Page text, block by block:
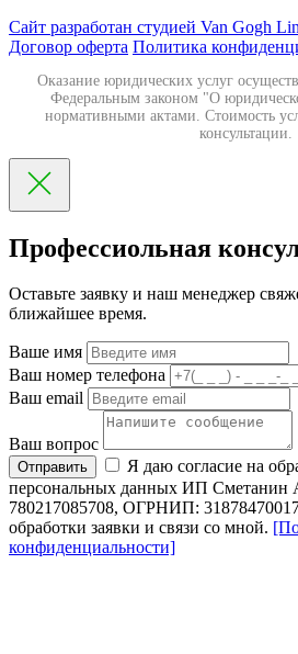
Сайт разработан студией Van Gogh
Договор оферта Политика
Оказание юридических услуг
Федеральным законом "О
нормативными актами. Стоимость
консультации.
Профессиольная
Оставьте заявку и наш менеджер
ближайшее время.
Ваше имя
Ваш номер телефона
Ваш email
Ваш вопрос
Отправить
Я даю согласие на
персональных данных ИП
780217085708, ОГРНИП:
обработки заявки и связи со мной.
конфиденциальности]